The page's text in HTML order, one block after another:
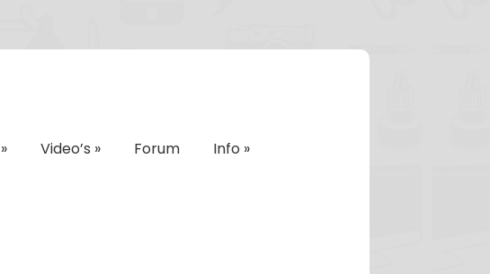
» Video’s » Forum Info »